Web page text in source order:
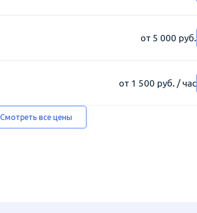
от 5 000 руб.
от 1 500 руб. / час
Смотреть все цены